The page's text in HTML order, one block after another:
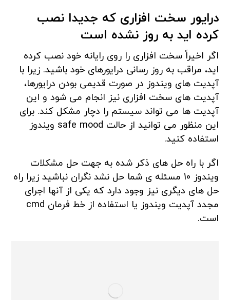
درایور سخت افزاری که جدیدا نصب
کرده اید به روز نشده است
اگر اخیراً سخت افزاری را روی رایانه خود نصب کرده
اید، مراقب به روز رسانی درایورهای خود باشید. زیرا با
آپدیت های ویندوز در صورت قدیمی بودن درایورها،
آپدیت های سخت افزاری نیز انجام می شود و این
آپدیت ها می تواند سیستم را دچار مشکل کند. برای
این منظور می توانید از حالت safe mood ویندوز
استفاده کنید.
اگر با راه حل های ذکر شده به جهت حل مشکلات
ویندوز 10 مسئله ی شما حل نشد نگران نباشید زیرا راه
حل های دیگری نیز وجود دارد که یکی از آنها اجرای
مجدد آپدیت ویندوز یا استفاده از خط فرمان cmd
است.